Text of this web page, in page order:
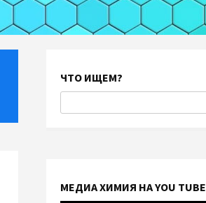
ЧТО ИЩЕМ?
МЕДИА ХИМИЯ НА YOU TUBE